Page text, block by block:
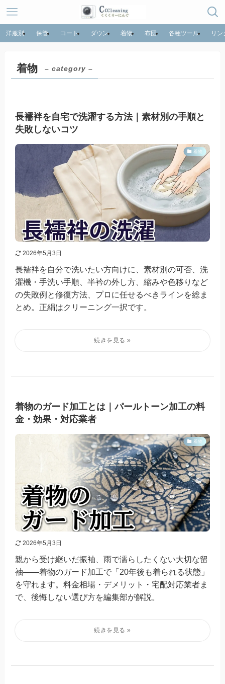
洋服別 保管 コート ダウン 着物 布団 各種ツール リン
着物 – category –
長襦袢を自宅で洗濯する方法｜素材別の手順と
失敗しないコツ
着物
2026年5月3日
長襦袢を自分で洗いたい方向けに、素材別の可否、洗
濯機・手洗い手順、半衿の外し方、縮みや色移りなど
の失敗例と修復方法、プロに任せるべきラインを総ま
とめ。正絹はクリーニング一択です。
着物のガード加工とは｜パールトーン加工の料
金・効果・対応業者
着物
2026年5月3日
親から受け継いだ振袖、雨で濡らしたくない大切な留
袖——着物のガード加工で「20年後も着られる状態」
を守れます。料金相場・デメリット・宅配対応業者ま
で、後悔しない選び方を編集部が解説。